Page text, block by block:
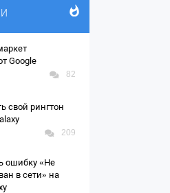
Google
82
свой рингтон
209
ошибку «Не
в сети» на